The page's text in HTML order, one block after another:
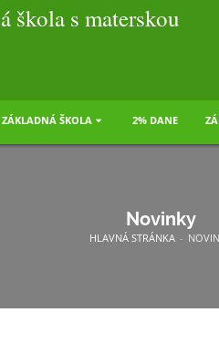
škola s materskou
ZÁKLADNÁ ŠKOLA 2% DANE
Novinky
HLAVNÁ STRÁNKA -